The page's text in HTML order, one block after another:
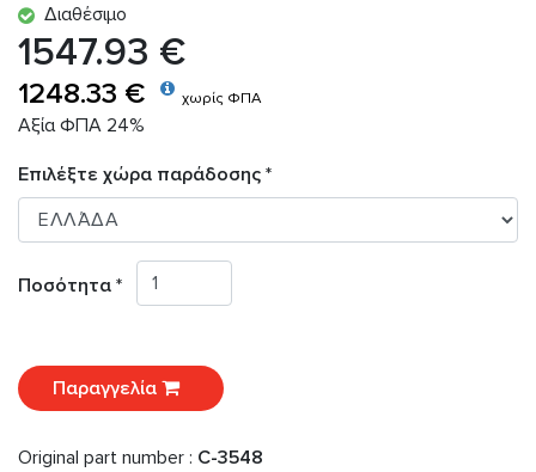
Διαθέσιμο
1547.93 €
1248.33 € χωρίς ΦΠΑ
Αξία ΦΠΑ 24%
Επιλέξτε χώρα παράδοσης *
Ποσότητα *
Παραγγελία
Original part number : C-3548